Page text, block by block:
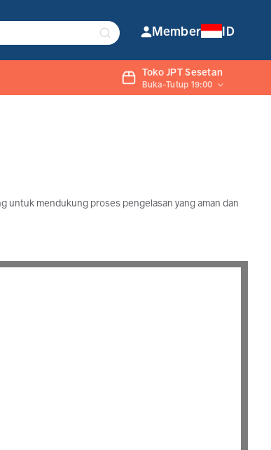
Member ID
Toko JPT Sesetan
Buka-Tutup 19:00
untuk mendukung proses pengelasan yang aman dan
rumahan. Dengan kualitas yang konsisten dan